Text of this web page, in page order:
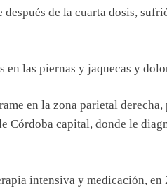
después de la cuarta dosis,
en las piernas y jaquecas y
en la zona parietal
Córdoba capital, donde le
intensiva y medicación,